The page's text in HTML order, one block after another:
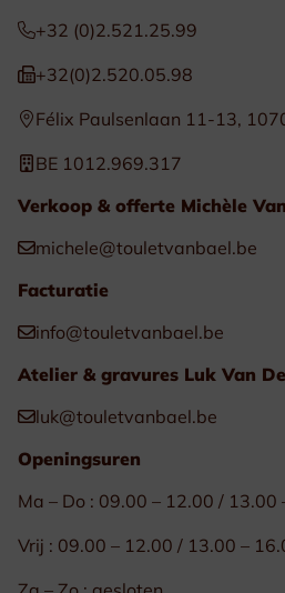
+32 (0)2.521.25.99
+32(0)2.520.05.98
Félix Paulsenlaan 11-13,
BE 1012.969.317
Verkoop & offerte Michèle
michele@touletvanbael.be
Facturatie
info@touletvanbael.be
Atelier & gravures Luk Van
luk@touletvanbael.be
Openingsuren
Ma – Do : 09.00 – 12.00 / 13.00
Vrij : 09.00 – 12.00 / 13.00 –